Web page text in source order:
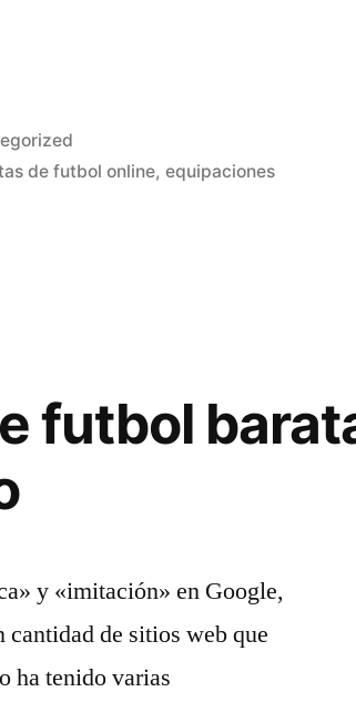
de futbol online,equipaciones
futbol
y «imitación» en Google,
cantidad de sitios web que
ha tenido varias